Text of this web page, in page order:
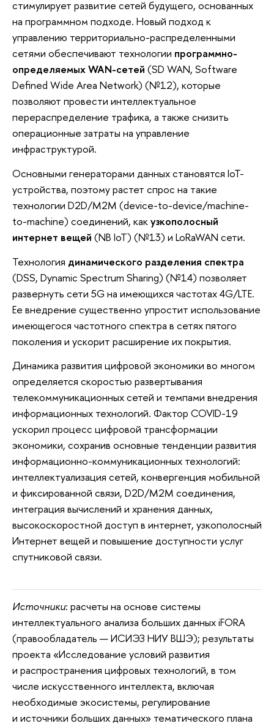
стимулирует развитие сетей будущего, основанных
на программном подходе. Новый подход к
управлению территориально-распределенными
сетями обеспечивают технологии программно-
определяемых WAN-сетей (SD WAN, Software
Defined Wide Area Network) (№12), которые
позволяют провести интеллектуальное
перераспределение трафика, а также снизить
операционные затраты на управление
инфраструктурой.
Основными генераторами данных становятся IoT-
устройства, поэтому растет спрос на такие
технологии D2D/M2M (device-to-device/machine-
to-machine) соединений, какузкополосный
интернет вещей (NB IoT) (№13) и LoRaWAN сети.
Технология динамического разделения спектра
(DSS, Dynamic Spectrum Sharing) (№14) позволяет
развернуть сети 5G на имеющихся частотах 4G/LTE.
Ее внедрение существенно упростит использование
имеющегося частотного спектра в сетях пятого
поколения и ускорит расширение их покрытия.
Динамика развития цифровой экономики во многом
определяется скоростью развертывания
телекоммуникационных сетей и темпами внедрения
информационных технологий. Фактор COVID-19
ускорил процесс цифровой трансформации
экономики, сохранив основные тенденции развития
информационно-коммуникационных технологий:
интеллектуализация сетей, конвергенция мобильной
и фиксированной связи, D2D/M2M соединения,
интеграция вычислений и хранения данных,
высокоскоростной доступ в интернет, узкополосный
Интернет вещей и повышение доступности услуг
спутниковой связи.
Источники: расчеты на основе системы
интеллектуального анализа больших данных iFORA
(правообладатель — ИСИЭЗ НИУ ВШЭ); результаты
проекта «Исследование условий развития
и распространения цифровых технологий, в том
числе искусственного интеллекта, включая
необходимые экосистемы, регулирование
и источники больших данных» тематического плана